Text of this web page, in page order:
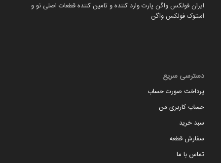
ایران فولکس واگن پارت وارد کننده و تامین کننده قطعات اصلی نو و
استوک فولکس واگن
دسترسی سریع
پرداخت صورت حساب
حساب کاربری من
سبد خرید
سفارش قطعه
تماس با ما